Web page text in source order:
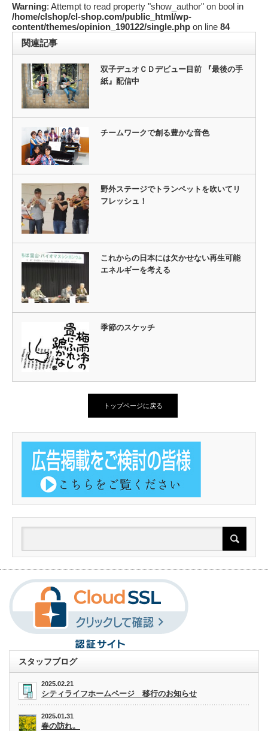
Warning: Attempt to read property "show_author" on bool in
/home/clshop/cl-shop.com/public_html/wp-
content/themes/opinion_190122/single.php on line 84
関連記事
双子デュオＣＤデビュー目前 『最後の手
紙』配信中
チームワークで創る豊かな音色
野外ステージでトランペットを吹いてリ
フレッシュ！
これからの日本には欠かせない再生可能
エネルギーを考える
季節のスケッチ
トップページに戻る
スタッフブログ
2025.02.21
シティライフホームページ 移行のお知らせ
2025.01.31
春の訪れ。